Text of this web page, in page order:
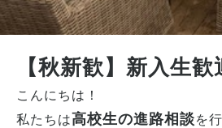
【秋新歓】新入生歓
こんにちは！
私たちは高校生の進路相談を